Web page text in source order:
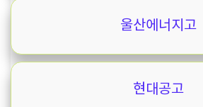
울산에너지고
현대공고